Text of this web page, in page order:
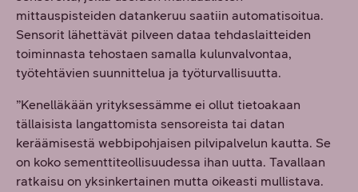
mittauspisteiden datankeruu saatiin automatisoitua.
Sensorit lähettävät pilveen dataa tehdaslaitteiden
toiminnasta tehostaen samalla kulunvalvontaa,
työtehtävien suunnittelua ja työturvallisuutta.
”Kenelläkään yrityksessämme ei ollut tietoakaan
tällaisista langattomista sensoreista tai datan
keräämisestä webbipohjaisen pilvipalvelun kautta. Se
on koko sementtiteollisuudessa ihan uutta. Tavallaan
ratkaisu on yksinkertainen mutta oikeasti mullistava.